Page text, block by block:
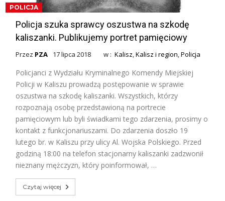
POLICJA
Policja szuka sprawcy oszustwa na szkodę
kaliszanki. Publikujemy portret pamięciowy
Przez PZA 17 lipca 2018 w :Kalisz,Kalisz i region,Policja
Policjanci z Wydziału Kryminalnego Komendy Miejskiej
Policji w Kaliszu prowadzą postępowanie w sprawie
oszustwa na szkodę kaliszanki. Wszystkich, którzy
rozpoznają osobę przedstawioną na portrecie
pamięciowym lub byli świadkami tego zdarzenia, prosimy o
kontakt z funkcjonariuszami. Do zdarzenia doszło 19
lutego br. w Kaliszu przy ulicy Al. Wojska Polskiego. Przed
godziną 18:00 na telefon stacjonarny kaliszanki zadzwonił
nieznany mężczyzn, który poinformował, …
Czytaj więcej